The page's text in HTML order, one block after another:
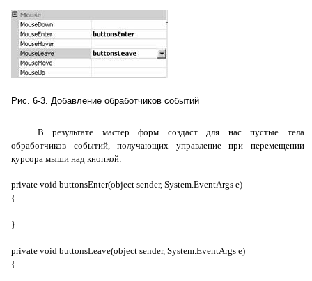
Рис. 6-3. Добавление обработчиков событий
В результате мастер форм создаст для нас пустые тела
обработчиков событий, получающих управление при перемещении
курсора мыши над кнопкой:
private void buttonsEnter(object sender, System.EventArgs e)
{
}
private void buttonsLeave(object sender, System.EventArgs e)
{